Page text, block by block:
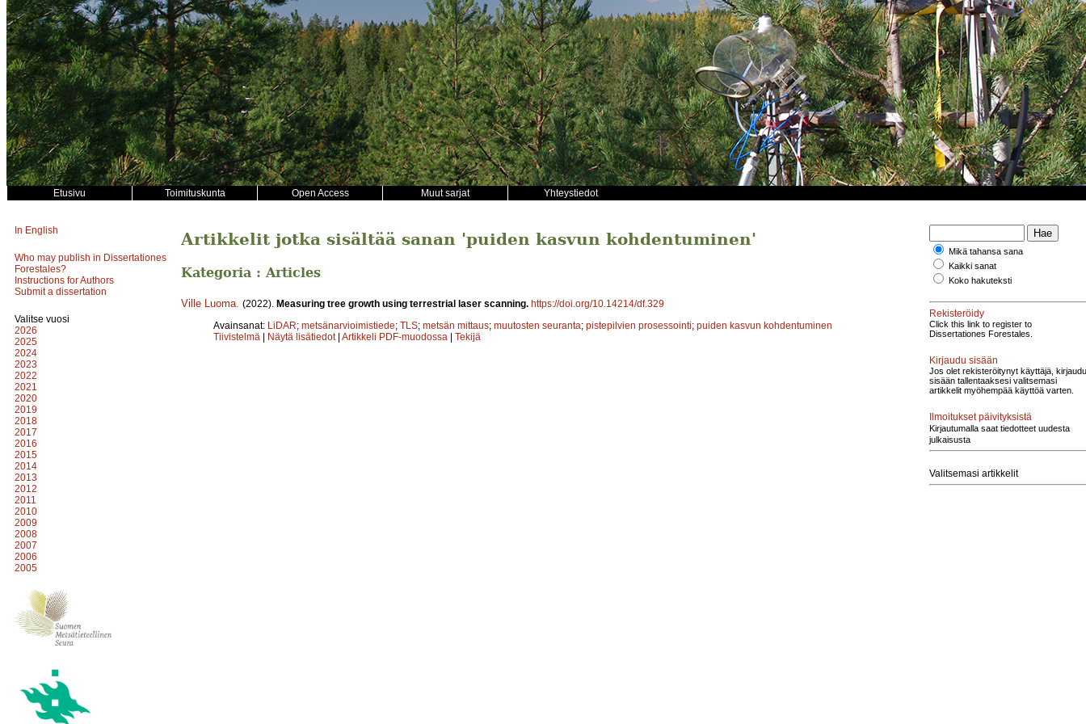
Etusivu Toimituskunta Open Access Muut sarjat Yhteystiedot
In English
Who may publish in Dissertationes
Forestales?
Instructions for Authors
Submit a dissertation
Valitse vuosi
2026
2025
2024
2023
2022
2021
2020
2019
2018
2017
2016
2015
2014
2013
2012
2011
2010
2009
2008
2007
2006
2005
Artikkelit jotka sisältää sanan 'puiden kasvun kohdentuminen'
Kategoria : Articles
Ville Luoma (2022). Measuring tree growth using terrestrial laser scanning. https://doi.org/10.14214/df.329
Avainsanat: LiDAR; metsänarvioimistiede; TLS; metsän mittaus; muutosten seuranta; pistepilvien prosessointi; puiden kasvun kohdentuminen
Tiivistelmä | Näytä lisätiedot | Artikkeli PDF-muodossa | Tekijä
Mikä tahansa sana
Kaikki sanat
Koko hakuteksti
Rekisteröidy
Click this link to register to
Dissertationes Forestales.
Kirjaudu sisään
Jos olet rekisteröitynyt käyttäjä, kirjaudu
sisään tallentaaksesi valitsemasi
artikkelit myöhempää käyttöä varten.
Ilmoitukset päivityksistä
Kirjautumalla saat tiedotteet uudesta
julkaisusta
Valitsemasi artikkelit